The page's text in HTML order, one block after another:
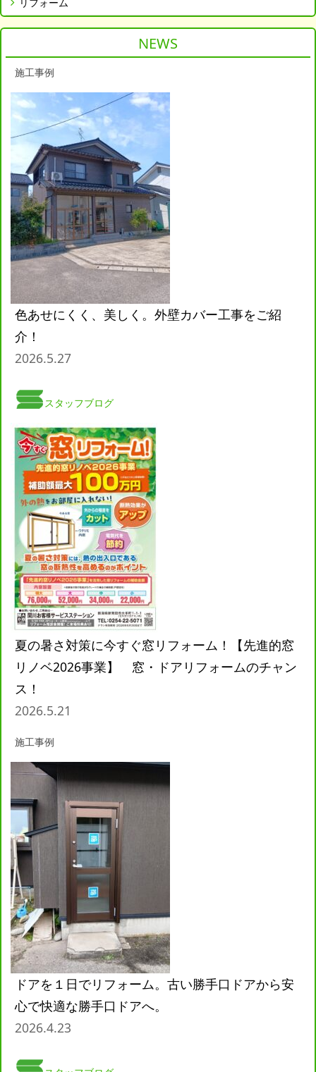
NEWS
施工事例
色あせにくく、美しく。外壁カバー工事をご紹
介！
2026.5.27
スタッフブログ
夏の暑さ対策に今すぐ窓リフォーム！【先進的窓
リノベ2026事業】 窓・ドアリフォームのチャン
ス！
2026.5.21
施工事例
ドアを１日でリフォーム。古い勝手口ドアから安
心で快適な勝手口ドアへ。
2026.4.23